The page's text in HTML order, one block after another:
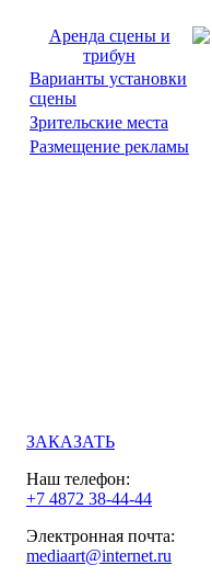
Аренда сцены и
трибун
Варианты установки
сцены
Зрительские места
Размещение рекламы
ЗАКАЗАТЬ
Наш телефон:
+7 4872 38-44-44
Электронная почта:
mediaart@internet.ru